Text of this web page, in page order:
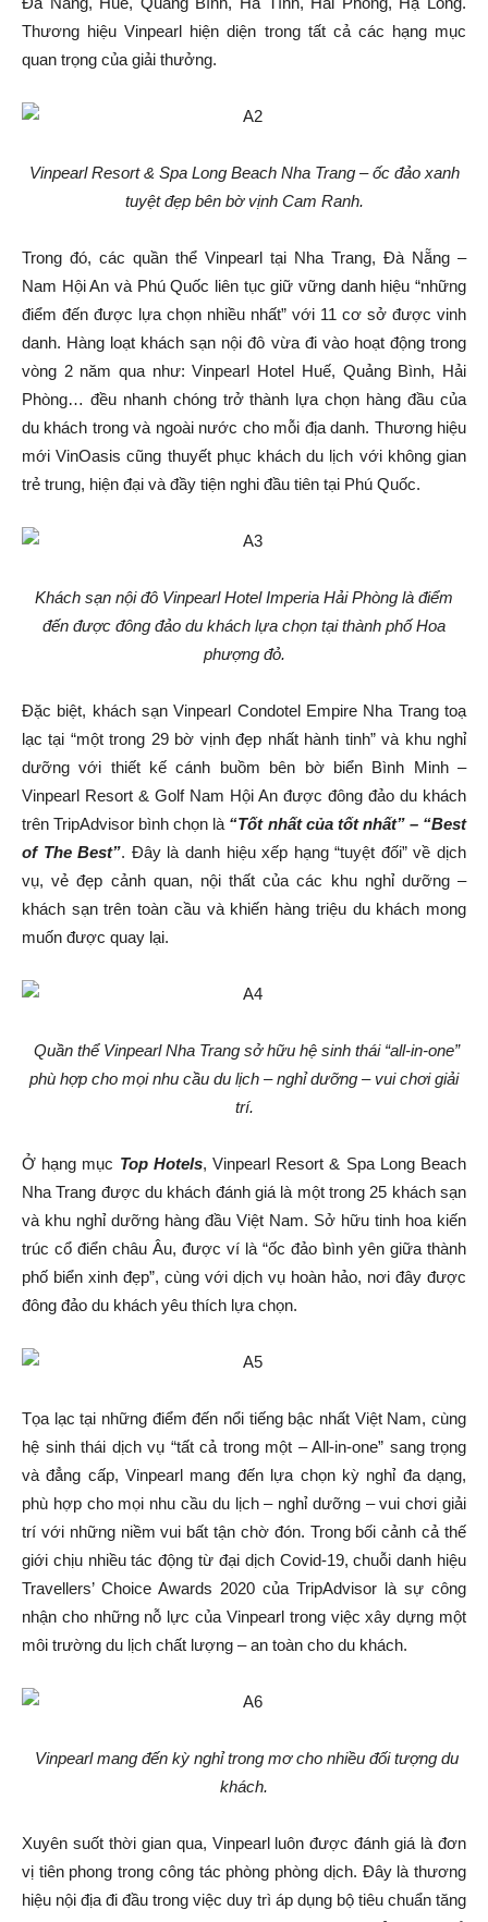
Thương hiệu Vinpearl hiện diện trong tất cả các hạng mục
quan trọng của giải thưởng.
Vinpearl Resort & Spa Long Beach Nha Trang – ốc đảo xanh
tuyệt đẹp bên bờ vịnh Cam Ranh.
Trong đó, các quần thể Vinpearl tại Nha Trang, Đà Nẵng –
Nam Hội An và Phú Quốc liên tục giữ vững danh hiệu “những
điểm đến được lựa chọn nhiều nhất” với 11 cơ sở được vinh
danh. Hàng loạt khách sạn nội đô vừa đi vào hoạt động trong
vòng 2 năm qua như: Vinpearl Hotel Huế, Quảng Bình, Hải
Phòng… đều nhanh chóng trở thành lựa chọn hàng đầu của
du khách trong và ngoài nước cho mỗi địa danh. Thương hiệu
mới VinOasis cũng thuyết phục khách du lịch với không gian
trẻ trung, hiện đại và đầy tiện nghi đầu tiên tại Phú Quốc.
Khách sạn nội đô Vinpearl Hotel Imperia Hải Phòng là điểm
đến được đông đảo du khách lựa chọn tại thành phố Hoa
phượng đỏ.
Đặc biệt, khách sạn Vinpearl Condotel Empire Nha Trang toạ
lạc tại “một trong 29 bờ vịnh đẹp nhất hành tinh” và khu nghỉ
dưỡng với thiết kế cánh buồm bên bờ biển Bình Minh –
Vinpearl Resort & Golf Nam Hội An được đông đảo du khách
trên TripAdvisor bình chọn là “Tốt nhất của tốt nhất” – “Best
of The Best”. Đây là danh hiệu xếp hạng “tuyệt đối” về dịch
vụ, vẻ đẹp cảnh quan, nội thất của các khu nghỉ dưỡng –
khách sạn trên toàn cầu và khiến hàng triệu du khách mong
muốn được quay lại.
Quần thể Vinpearl Nha Trang sở hữu hệ sinh thái “all-in-one”
phù hợp cho mọi nhu cầu du lịch – nghỉ dưỡng – vui chơi giải
trí.
Ở hạng mục Top Hotels, Vinpearl Resort & Spa Long Beach
Nha Trang được du khách đánh giá là một trong 25 khách sạn
và khu nghỉ dưỡng hàng đầu Việt Nam. Sở hữu tinh hoa kiến
trúc cổ điển châu Âu, được ví là “ốc đảo bình yên giữa thành
phố biển xinh đẹp”, cùng với dịch vụ hoàn hảo, nơi đây được
đông đảo du khách yêu thích lựa chọn.
Tọa lạc tại những điểm đến nổi tiếng bậc nhất Việt Nam, cùng
hệ sinh thái dịch vụ “tất cả trong một – All-in-one” sang trọng
và đẳng cấp, Vinpearl mang đến lựa chọn kỳ nghỉ đa dạng,
phù hợp cho mọi nhu cầu du lịch – nghỉ dưỡng – vui chơi giải
trí với những niềm vui bất tận chờ đón. Trong bối cảnh cả thế
giới chịu nhiều tác động từ đại dịch Covid-19, chuỗi danh hiệu
Travellers’ Choice Awards 2020 của TripAdvisor là sự công
nhận cho những nỗ lực của Vinpearl trong việc xây dựng một
môi trường du lịch chất lượng – an toàn cho du khách.
Vinpearl mang đến kỳ nghỉ trong mơ cho nhiều đối tượng du
khách.
Xuyên suốt thời gian qua, Vinpearl luôn được đánh giá là đơn
vị tiên phong trong công tác phòng phòng dịch. Đây là thương
hiệu nội địa đi đầu trong việc duy trì áp dụng bộ tiêu chuẩn tăng